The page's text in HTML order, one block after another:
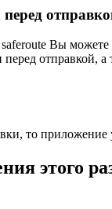
Вы можете
отправкой, а
то приложение
этого